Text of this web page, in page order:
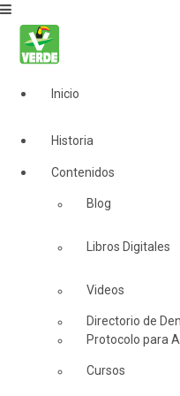
Inicio
Historia
Contenidos
Blog
Libros Digitales
Videos
Directorio de
Protocolo para
Cursos